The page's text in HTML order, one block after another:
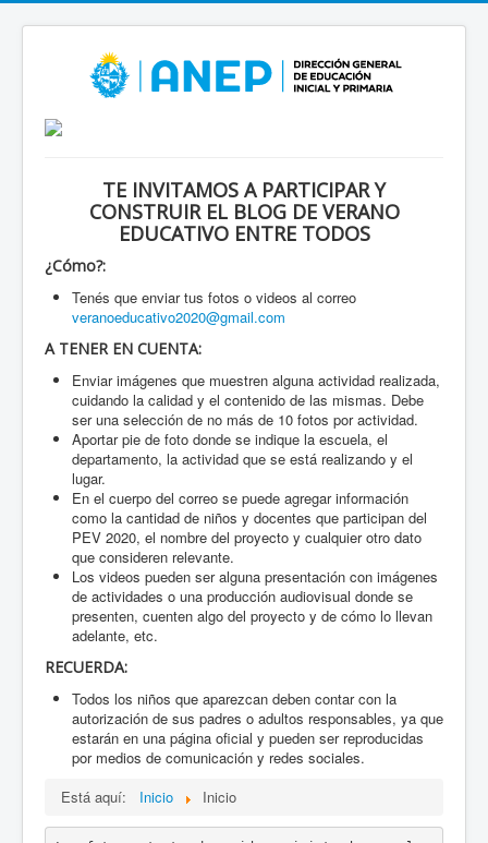
TE INVITAMOS A PARTICIPAR Y
CONSTRUIR EL BLOG DE VERANO
EDUCATIVO ENTRE TODOS
¿Cómo?:
Tenés que enviar tus fotos o videos al correo
veranoeducativo2020@gmail.com
A TENER EN CUENTA:
Enviar imágenes que muestren alguna actividad realizada,
cuidando la calidad y el contenido de las mismas. Debe
ser una selección de no más de 10 fotos por actividad.
Aportar pie de foto donde se indique la escuela, el
departamento, la actividad que se está realizando y el
lugar.
En el cuerpo del correo se puede agregar información
como la cantidad de niños y docentes que participan del
PEV 2020, el nombre del proyecto y cualquier otro dato
que consideren relevante.
Los videos pueden ser alguna presentación con imágenes
de actividades o una producción audiovisual donde se
presenten, cuenten algo del proyecto y de cómo lo llevan
adelante, etc.
RECUERDA:
Todos los niños que aparezcan deben contar con la
autorización de sus padres o adultos responsables, ya que
estarán en una página oficial y pueden ser reproducidas
por medios de comunicación y redes sociales.
Está aquí:
Inicio Inicio